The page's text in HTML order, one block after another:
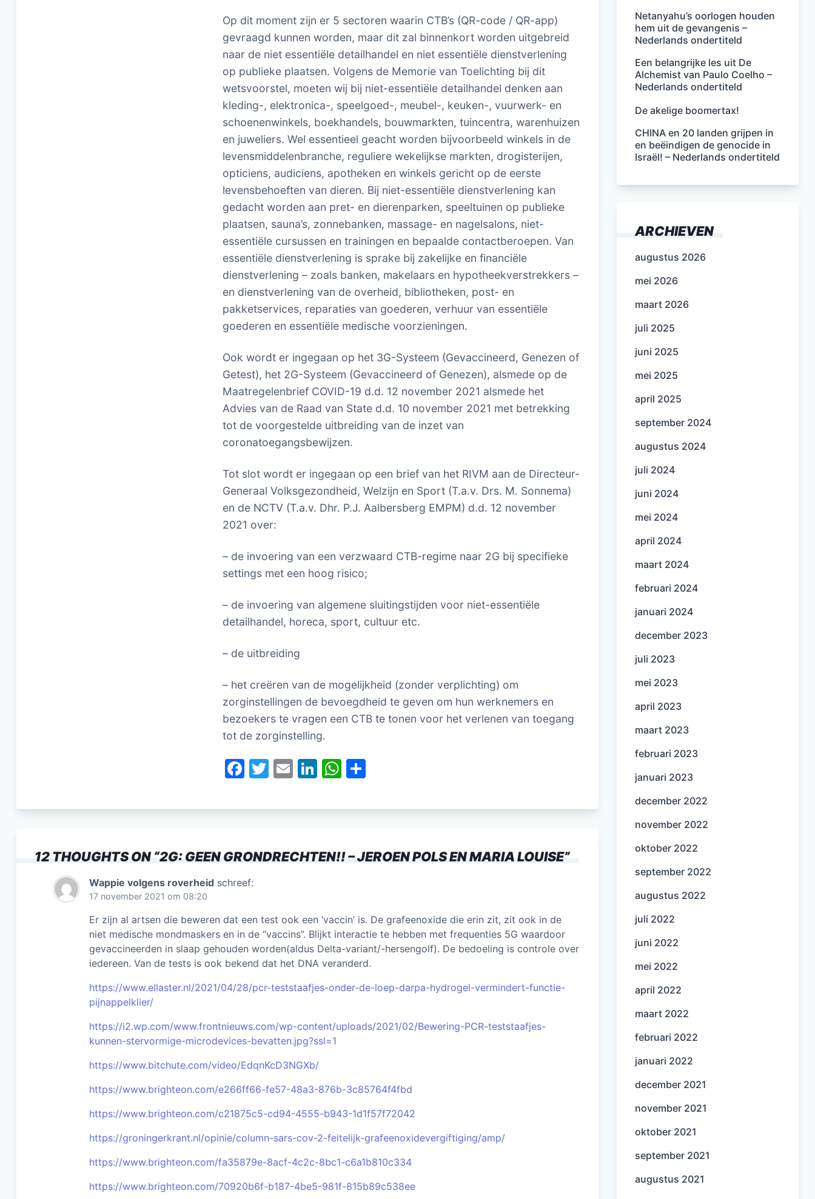
Op dit moment zijn er 5 sectoren waarin CTB’s (QR-code / QR-app)
gevraagd kunnen worden, maar dit zal binnenkort worden uitgebreid
naar de niet essentiële detailhandel en niet essentiële dienstverlening
op publieke plaatsen. Volgens de Memorie van Toelichting bij dit
wetsvoorstel, moeten wij bij niet-essentiële detailhandel denken aan
kleding-, elektronica-, speelgoed-, meubel-, keuken-, vuurwerk- en
schoenenwinkels, boekhandels, bouwmarkten, tuincentra, warenhuizen
en juweliers. Wel essentieel geacht worden bijvoorbeeld winkels in de
levensmiddelenbranche, reguliere wekelijkse markten, drogisterijen,
opticiens, audiciens, apotheken en winkels gericht op de eerste
levensbehoeften van dieren. Bij niet-essentiële dienstverlening kan
gedacht worden aan pret- en dierenparken, speeltuinen op publieke
plaatsen, sauna’s, zonnebanken, massage- en nagelsalons, niet-
essentiële cursussen en trainingen en bepaalde contactberoepen. Van
essentiële dienstverlening is sprake bij zakelijke en financiële
dienstverlening – zoals banken, makelaars en hypotheekverstrekkers –
en dienstverlening van de overheid, bibliotheken, post- en
pakketservices, reparaties van goederen, verhuur van essentiële
goederen en essentiële medische voorzieningen.
Ook wordt er ingegaan op het 3G-Systeem (Gevaccineerd, Genezen of
Getest), het 2G-Systeem (Gevaccineerd of Genezen), alsmede op de
Maatregelenbrief COVID-19 d.d. 12 november 2021 alsmede het
Advies van de Raad van State d.d. 10 november 2021 met betrekking
tot de voorgestelde uitbreiding van de inzet van
coronatoegangsbewijzen.
Tot slot wordt er ingegaan op een brief van het RIVM aan de Directeur-
Generaal Volksgezondheid, Welzijn en Sport (T.a.v. Drs. M. Sonnema)
en de NCTV (T.a.v. Dhr. P.J. Aalbersberg EMPM) d.d. 12 november
2021 over:
– de invoering van een verzwaard CTB-regime naar 2G bij specifieke
settings met een hoog risico;
– de invoering van algemene sluitingstijden voor niet-essentiële
detailhandel, horeca, sport, cultuur etc.
– de uitbreiding
– het creëren van de mogelijkheid (zonder verplichting) om
zorginstellingen de bevoegdheid te geven om hun werknemers en
bezoekers te vragen een CTB te tonen voor het verlenen van toegang
tot de zorginstelling.
F
c
b
o
o
T
itt
E
ai
Li
k
dI
n
W
at
A
p
e
12 THOUGHTS ON “2G: GEEN GRONDRECHTEN!! – JEROEN POLS EN MARIA LOUISE”
Wappie volgens roverheid schreef:
17 november 2021 om 08:20
Er zijn al artsen die beweren dat een test ook een ‘vaccin’ is. De grafeenoxide die erin zit, zit ook in de
niet medische mondmaskers en in de “vaccins”. Blijkt interactie te hebben met frequenties 5G waardoor
gevaccineerden in slaap gehouden worden(aldus Delta-variant/-hersengolf). De bedoeling is controle over
iedereen. Van de tests is ook bekend dat het DNA veranderd.
https://www.ellaster.nl/2021/04/28/pcr-teststaafjes-onder-de-loep-darpa-hydrogel-vermindert-functie-
pijnappelklier/
https://i2.wp.com/www.frontnieuws.com/wp-content/uploads/2021/02/Bewering-PCR-teststaafjes-
kunnen-stervormige-microdevices-bevatten.jpg?ssl=1
https://www.bitchute.com/video/EdqnKcD3NGXb/
https://www.brighteon.com/e266ff66-fe57-48a3-876b-3c85764f4fbd
https://www.brighteon.com/c21875c5-cd94-4555-b943-1d1f57f72042
https://groningerkrant.nl/opinie/column-sars-cov-2-feitelijk-grafeenoxidevergiftiging/amp/
https://www.brighteon.com/fa35879e-8acf-4c2c-8bc1-c6a1b810c334
https://www.brighteon.com/70920b6f-b187-4be5-981f-815b89c538ee
Netanyahu’s oorlogen houden
hem uit de gevangenis –
Nederlands ondertiteld
Een belangrijke les uit De
Alchemist van Paulo Coelho –
Nederlands ondertiteld
De akelige boomertax!
CHINA en 20 landen grijpen in
en beëindigen de genocide in
Israël! – Nederlands ondertiteld
ARCHIEVEN
augustus 2026
mei 2026
maart 2026
juli 2025
juni 2025
mei 2025
april 2025
september 2024
augustus 2024
juli 2024
juni 2024
mei 2024
april 2024
maart 2024
februari 2024
januari 2024
december 2023
juli 2023
mei 2023
april 2023
maart 2023
februari 2023
januari 2023
december 2022
november 2022
oktober 2022
september 2022
augustus 2022
juli 2022
juni 2022
mei 2022
april 2022
maart 2022
februari 2022
januari 2022
december 2021
november 2021
oktober 2021
september 2021
augustus 2021